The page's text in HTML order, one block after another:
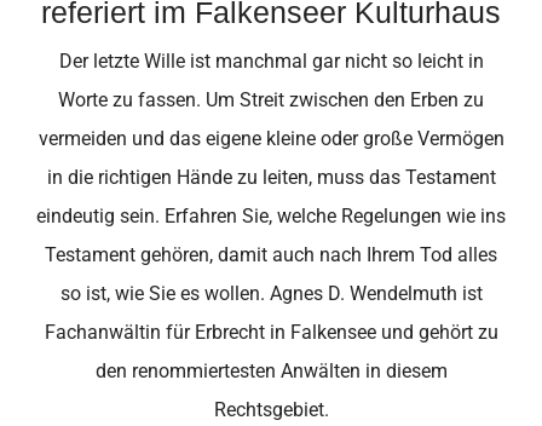
referiert im Falkenseer Kulturhaus
Der letzte Wille ist manchmal gar nicht so leicht in
Worte zu fassen. Um Streit zwischen den Erben zu
vermeiden und das eigene kleine oder große Vermögen
in die richtigen Hände zu leiten, muss das Testament
eindeutig sein. Erfahren Sie, welche Regelungen wie ins
Testament gehören, damit auch nach Ihrem Tod alles
so ist, wie Sie es wollen. Agnes D. Wendelmuth ist
Fachanwältin für Erbrecht in Falkensee und gehört zu
den renommiertesten Anwälten in diesem
Rechtsgebiet.